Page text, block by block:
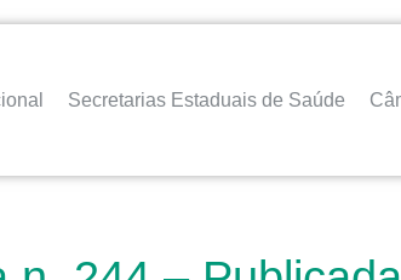
Secretarias Estaduais de Saúde